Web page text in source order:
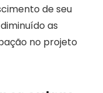
de seu
as
no projeto